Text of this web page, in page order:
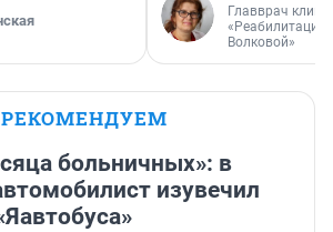
Главврач
«Реабилитация
Волковой»
РЕКОМЕНДУЕМ
больничных»: в
изувечил